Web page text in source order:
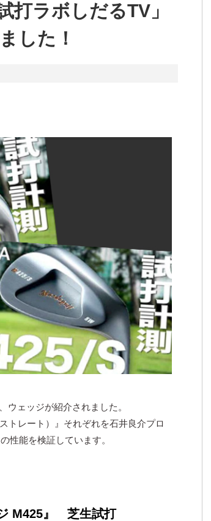
打ラボしだるTV」
した！
ウェッジが紹介されました。
トレート）』それぞれを石井良介プロ
性能を検証しています。
M425』 芝生試打